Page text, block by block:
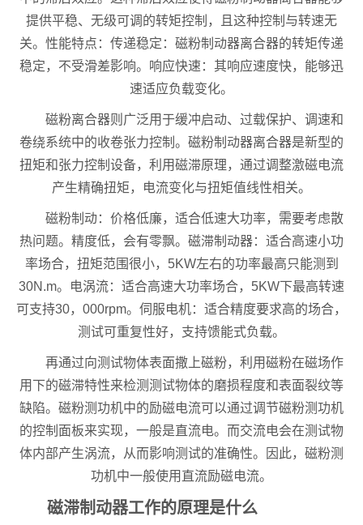
提供平稳、无级可调的转矩控制，且这种控制与转速无
关。性能特点：传递稳定：磁粉制动器离合器的转矩传递
稳定，不受滑差影响。响应快速：其响应速度快，能够迅
速适应负载变化。
磁粉离合器则广泛用于缓冲启动、过载保护、调速和
卷绕系统中的收卷张力控制。磁粉制动器离合器是新型的
扭矩和张力控制设备，利用磁滞原理，通过调整激磁电流
产生精确扭矩，电流变化与扭矩值线性相关。
磁粉制动：价格低廉，适合低速大功率，需要考虑散
热问题。精度低，会有零飘。磁滞制动器：适合高速小功
率场合，扭矩范围很小，5KW左右的功率最高只能测到
30N.m。电涡流：适合高速大功率场合，5KW下最高转速
可支持30，000rpm。伺服电机：适合精度要求高的场合，
测试可重复性好，支持馈能式负载。
再通过向测试物体表面撒上磁粉，利用磁粉在磁场作
用下的磁滞特性来检测测试物体的磨损程度和表面裂纹等
缺陷。磁粉测功机中的励磁电流可以通过调节磁粉测功机
的控制面板来实现，一般是直流电。而交流电会在测试物
体内部产生涡流，从而影响测试的准确性。因此，磁粉测
功机中一般使用直流励磁电流。
磁滞制动器工作的原理是什么